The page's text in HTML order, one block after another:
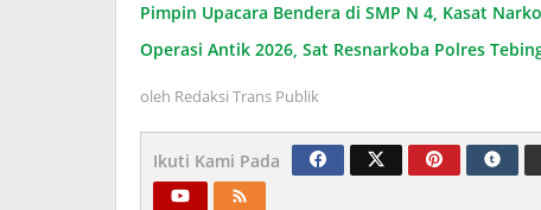
Pimpin Upacara Bendera di SMP N 4, Kasat
Operasi Antik 2026, Sat Resnarkoba Polres
oleh Redaksi Trans Publik
Ikuti Kami Pada